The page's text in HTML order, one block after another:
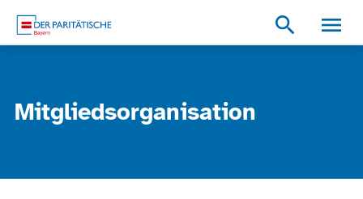
search
Mitgliedsorganisation